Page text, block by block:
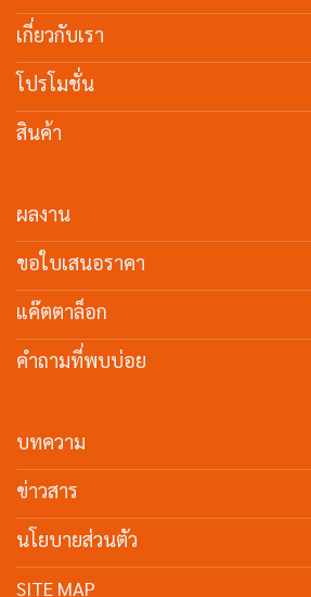
เกี่ยวกับเรา
โปรโมชั่น
สินค้า
ผลงาน
ขอใบเสนอราคา
แค๊ตตาล็อก
คำถามที่พบบ่อย
บทความ
ข่าวสาร
นโยบายส่วนตัว
SITE MAP